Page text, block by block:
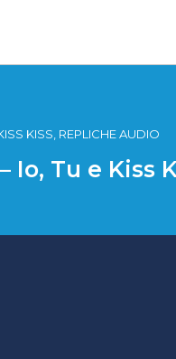
KISS, REPLICHE AUDIO
Io, Tu e Kiss